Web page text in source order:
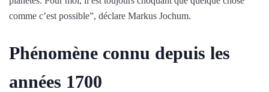
comme c’est possible”, déclare Markus Jochum.
Phénomène connu depuis les
années 1700